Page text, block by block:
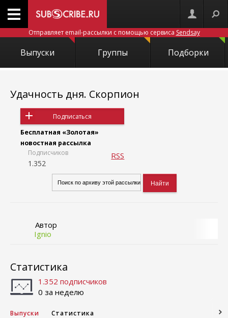
Отправляет email-рассылки с помощью сервиса Sendsay
Выпуски Группы Подборки
Удачность дня. Скорпион
Подписаться
Бесплатная «Золотая»
новостная рассылка
Подписчиков
1.352
RSS
Автор
Ignio
Статистика
1.352 подписчиков
0 за неделю
Выпуски Статистика